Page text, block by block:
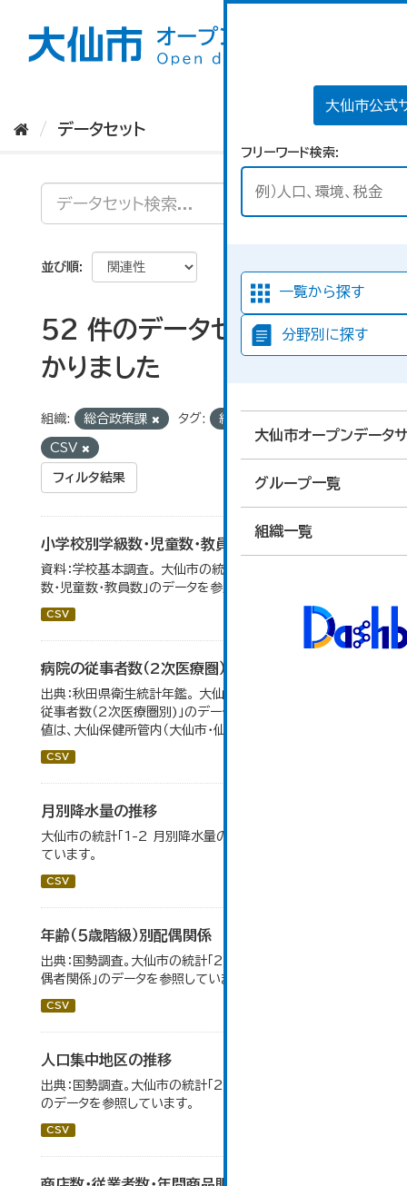
大仙市公式
フリーワード検索
一覧から探す
分野別に探す
大仙市オープンデータ
グループ一覧
組織一覧
データセット
並び順
52 件のデータセットが見つ
かりました
組織: 総合政策課 タグ: 統計
CSV
フィルタ結果
小学校別学級数・児童数・教員数
資料：学校基本調査。 大仙市の統計「14-4 小学校別学級
数・児童数・教員数」のデータを参照しています。
CSV
病院の従事者数（2次医療圏）
出典：秋田県衛生統計年鑑。 大仙市の統計「11-12 病院の
従事者数（2次医療圏別)」のデータを参照しています。 数
値は、大仙保健所管内（大仙市・仙北市・美郷町）の総数。
CSV
月別降水量の推移
大仙市の統計「1-2 月別降水量の推移」のデータを参照し
ています。
CSV
年齢（５歳階級）別配偶関係
出典：国勢調査。大仙市の統計「2-12 年齢（5歳階級）別配
偶者関係」のデータを参照しています。
CSV
人口集中地区の推移
出典：国勢調査。大仙市の統計「2-3 人口集中地区の推移」
のデータを参照しています。
CSV